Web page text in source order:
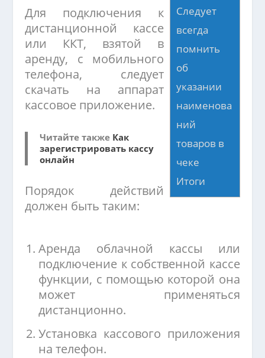
Следует
всегда
помнить
об
указании
наименова
ний
товаров в
чеке
Итоги
Для подключения к
дистанционной кассе
или ККТ, взятой в
аренду, с мобильного
телефона, следует
скачать на аппарат
кассовое приложение.
Читайте также Как
зарегистрировать кассу
онлайн
Порядок действий
должен быть таким:
Аренда облачной кассы или
подключение к собственной кассе
функции, с помощью которой она
может применяться
дистанционно.
Установка кассового приложения
на телефон.